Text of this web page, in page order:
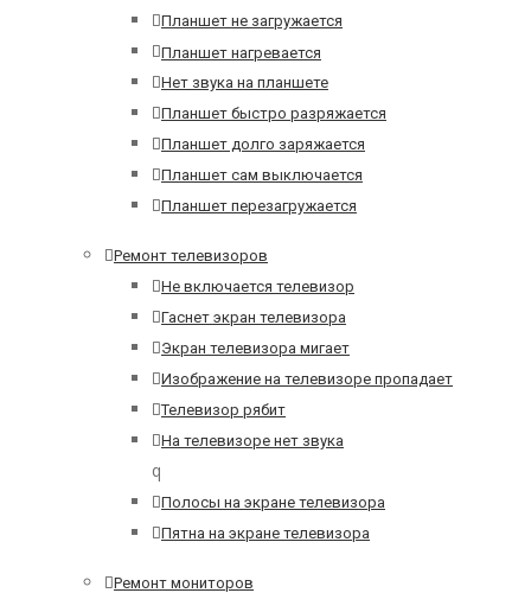
Планшет не загружается
Планшет нагревается
Нет звука на планшете
Планшет быстро разряжается
Планшет долго заряжается
Планшет сам выключается
Планшет перезагружается
Ремонт телевизоров
Не включается телевизор
Гаснет экран телевизора
Экран телевизора мигает
Изображение на телевизоре пропадает
Телевизор рябит
На телевизоре нет звука
q
Полосы на экране телевизора
Пятна на экране телевизора
Ремонт мониторов